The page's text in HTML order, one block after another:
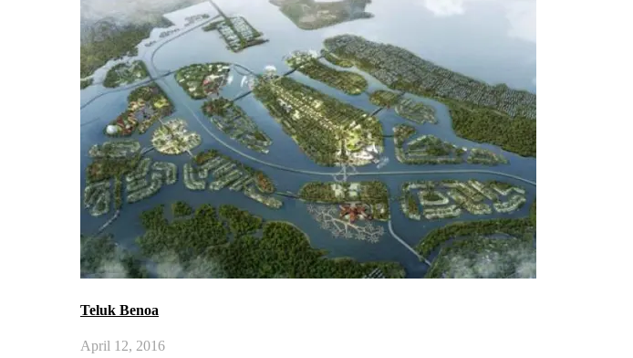
Teluk Benoa
April 12, 2016